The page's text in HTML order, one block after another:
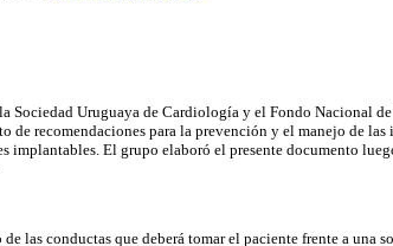
Sociedad Uruguaya de Cardiología y el Fondo Nacional
de recomendaciones para la prevención y el manejo de
implantables. El grupo elaboró el presente documento
las conductas que deberá tomar el paciente frente a una